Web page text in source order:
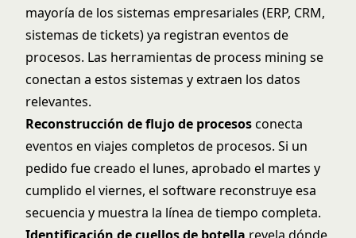
mayoría de los sistemas empresariales (ERP, CRM,
sistemas de tickets) ya registran eventos de
procesos. Las herramientas de process mining se
conectan a estos sistemas y extraen los datos
relevantes.
Reconstrucción de flujo de procesosconecta
eventos en viajes completos de procesos. Si un
pedido fue creado el lunes, aprobado el martes y
cumplido el viernes, el software reconstruye esa
secuencia y muestra la línea de tiempo completa.